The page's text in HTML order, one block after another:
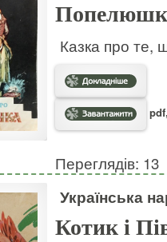
Казка про те,
Переглядів: 13
Українська
Котик і